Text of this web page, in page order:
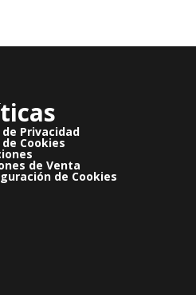
Privacidad
Cookies
de Venta
de Cookies